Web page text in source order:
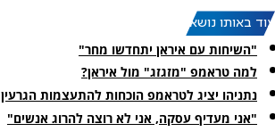
עוד באותו נושא:
"השיחות עם איראן יתחדשו מחר"
למה טראמפ "מזגזג" מול איראן?
נתניהו יציג לטראמפ הוכחות להתעצמות הגרעין
"אני מעדיף עסקה, אני לא רוצה להרוג אנשים"